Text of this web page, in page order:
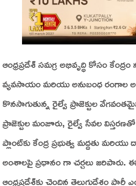
ఆంధ్రప్రదేశ్ సమగ్ర అభివృద్ధి కోసం
వ్యవసాయం మరియు అనుబంధ రంగాల
కొనసాగుతున్న రైల్వే ప్రాజెక్టుల
ప్రాజెక్టుల మంజూరు, రైల్వే సేవల
ప్లాంట్‌కు కేంద్ర ప్రభుత్వ మద్దతు
అంశాలపై ప్రధానం గా చర్చలు
ఆంధ్రప్రదేశ్‌కు చెందిన తెలుగుదేశం